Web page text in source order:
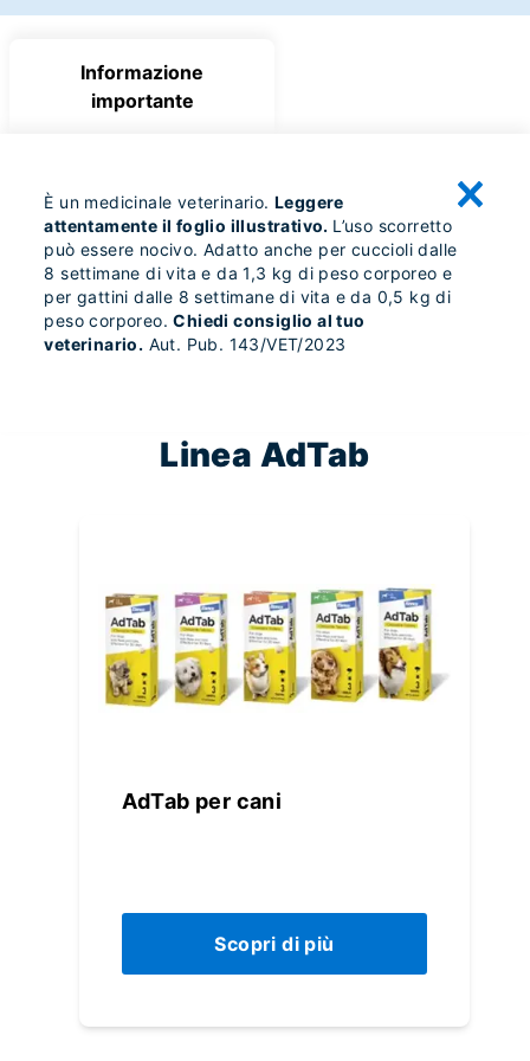
Informazione
importante
È un medicinale veterinario. Leggere
attentamente il foglio illustrativo. L’uso scorretto
può essere nocivo. Adatto anche per cuccioli dalle
8 settimane di vita e da 1,3 kg di peso corporeo e
per gattini dalle 8 settimane di vita e da 0,5 kg di
peso corporeo.Chiedi consiglio al tuo
veterinario. Aut. Pub. 143/VET/2023
Linea AdTab
AdTab per cani
Scopri di più